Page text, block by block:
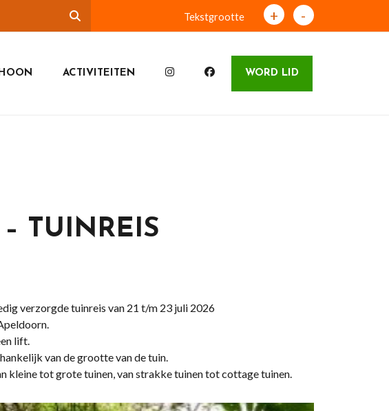
Tekstgrootte + -
ACTIVITEITEN WORD LID
TUINREIS
verzorgde tuinreis van 21 t/m 23 juli 2026
lift.
van de grootte van de tuin.
kleine tot grote tuinen, van strakke tuinen tot cottage tuinen.